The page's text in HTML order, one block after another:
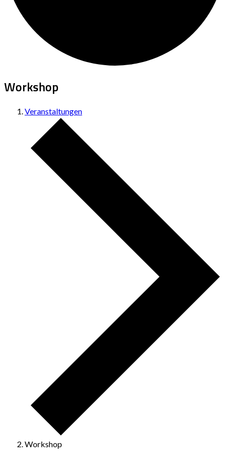
Workshop
Veranstaltungen
Workshop